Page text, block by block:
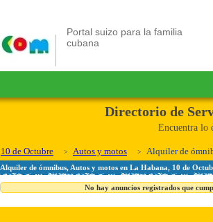
Portal suizo para la familia
cubana
Directorio de
Encuentra lo
10 de Octubre Autos y motos Alquiler de
Alquiler de ómnibus, Autos y motos en La Habana, 10 de
No hay anuncios registrados que